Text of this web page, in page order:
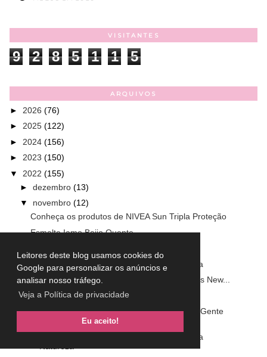
Leitores deste blog usamos cookies do
Google para personalizar os anúncios e
analisar nosso tráfego.
Veja a Política de privacidade
Eu aceito!
VISITANTES
9 2 8 5 1 1 5
ARQUIVOS
► 2026 (76)
► 2025 (122)
► 2024 (156)
► 2023 (150)
▼ 2022 (155)
► dezembro (13)
▼ novembro (12)
Conheça os produtos de NIVEA Sun Tripla Proteção
Esmalte Iamo Beijo Quente
Esmalte Dailus Feat Luíza Sonza Boa Menina
Paleta de sombras RK by Kiss Amethyst - Kiss New...
Todas as Flores - primeira temporada
Conheça coleção Dailus Saudades do que a Gente
Leave in Naturiquè Parada Obrigatória Cia da